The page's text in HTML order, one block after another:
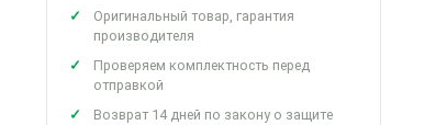
Оригинальный товар, гарантия
производителя
Проверяем комплектность перед
отправкой
Возврат 14 дней по закону о защите